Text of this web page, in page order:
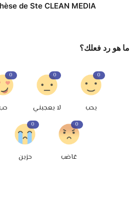
de Ste CLEAN MEDIA
ما هو رد فعلك؟
يحب
0
لا يعجبني
0
0
غاضب
0
حزين
0